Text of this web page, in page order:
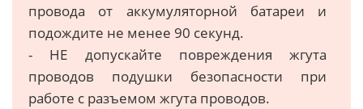
провода от аккумуляторной батареи и
подождите не менее 90 секунд.
- НЕ допускайте повреждения жгута
проводов подушки безопасности при
работе с разъемом жгута проводов.